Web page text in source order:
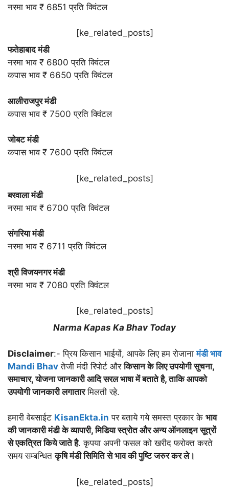
नरमा भाव ₹ 6851 प्रति क्विंटल
[ke_related_posts]
फतेहाबाद मंडी
नरमा भाव ₹ 6800 प्रति क्विंटल
कपास भाव ₹ 6650 प्रति क्विंटल
आलीराजपुर मंडी
कपास भाव ₹ 7500 प्रति क्विंटल
जोबट मंडी
कपास भाव ₹ 7600 प्रति क्विंटल
[ke_related_posts]
बरवाला मंडी
नरमा भाव ₹ 6700 प्रति क्विंटल
संगरिया मंडी
नरमा भाव ₹ 6711 प्रति क्विंटल
श्री विजयनगर मंडी
नरमा भाव ₹ 7080 प्रति क्विंटल
[ke_related_posts]
Narma Kapas Ka Bhav Today
Disclaimer:- प्रिय किसान भाईयों, आपके लिए हम रोजानामंडी भाव
Mandi Bhav तेजी मंदी रिपोर्ट औरकिसान के लिए उपयोगी सुचना,
समाचार, योजना जानकारी आदि सरल भाषा में बताते है, ताकि आपको
उपयोगी जानकारी लगातारमिलती रहे.
हमारी वेबसाईट KisanEkta.in पर बताये गये समस्त प्रकार के भाव
की जानकारी मंडी के व्यापारी, मिडिया स्त्रोत और अन्य ऑनलाइन सूत्रों
से एकत्रित किये जाते है. कृपया अपनी फसल को खरीद फरोक्त करते
समय सम्बन्धितकृषि मंडी सिमिति से भाव की पुष्टि जरुर कर ले।
[ke_related_posts]